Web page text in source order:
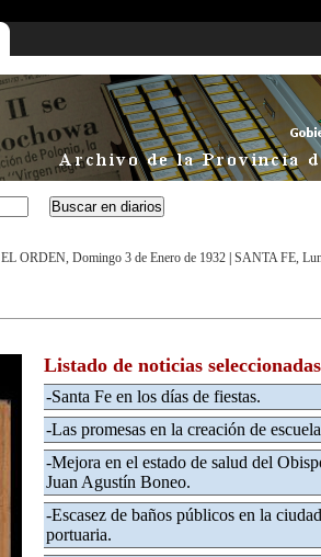
EL ORDEN, Domingo 3 de Enero de 1932 SANTA FE,
Listado de noticias
-Santa Fe en los días de fiestas.
-Las promesas en la creación de
-Mejora en el estado de salud del
Juan Agustín Boneo.
-Escasez de baños públicos en la
portuaria.